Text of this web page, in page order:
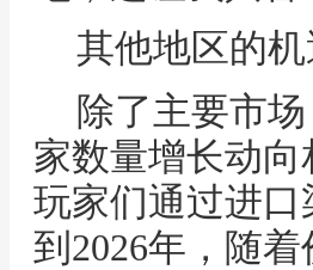
其他地区的
除了主要市
家数量增长动
玩家们通过进口
到2026年，随